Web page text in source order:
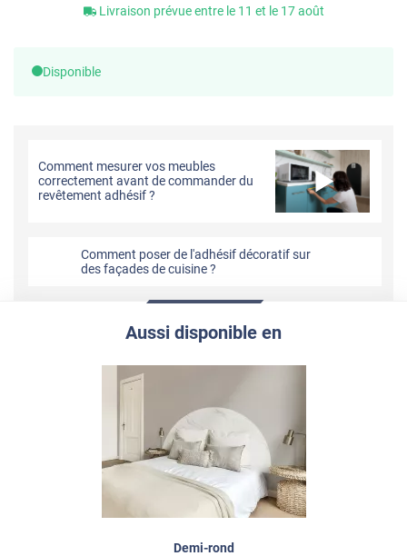
Livraison prévue entre le 11 et le 17 août
Disponible
Comment mesurer vos meubles
correctement avant de commander du
revêtement adhésif ?
Comment poser de l'adhésif décoratif sur
des façades de cuisine ?
Aussi disponible en
Demi-rond